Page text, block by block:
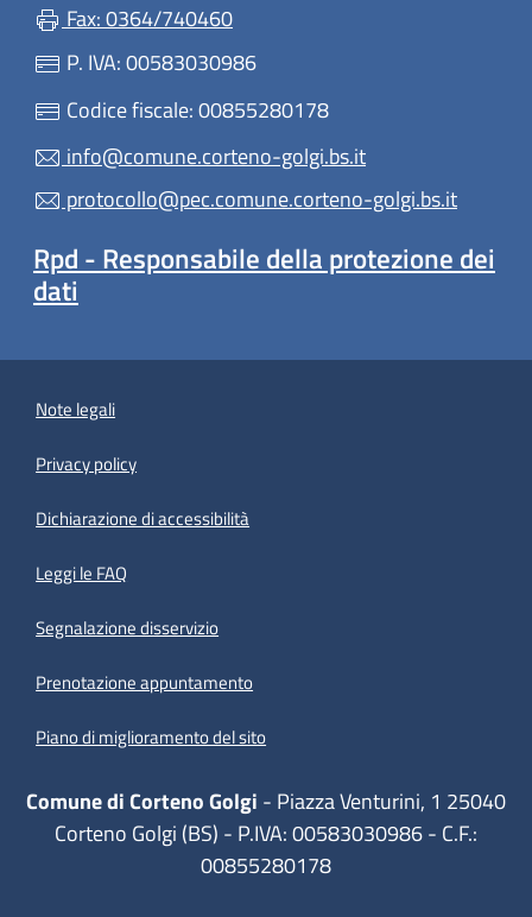
Fax: 0364/740460
P. IVA: 00583030986
Codice fiscale: 00855280178
info@comune.corteno-golgi.bs.it
protocollo@pec.comune.corteno-golgi.bs.it
Rpd - Responsabile della protezione dei
dati
Note legali
Privacy policy
Dichiarazione di accessibilità
Leggi le FAQ
Segnalazione disservizio
Prenotazione appuntamento
Piano di miglioramento del sito
Comune di Corteno Golgi - Piazza Venturini, 1 25040
Corteno Golgi (BS) - P.IVA: 00583030986 - C.F.:
00855280178